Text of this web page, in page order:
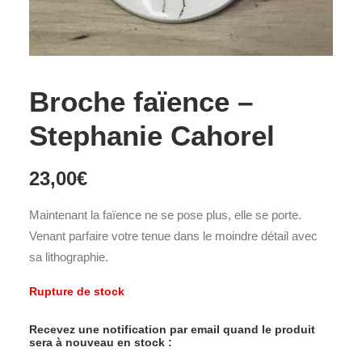
Broche faïence –
Stephanie Cahorel
23,00€
Maintenant la faïence ne se pose plus, elle se porte.
Venant parfaire votre tenue dans le moindre détail avec
sa lithographie.
Rupture de stock
Recevez une notification par email quand le produit
sera à nouveau en stock :